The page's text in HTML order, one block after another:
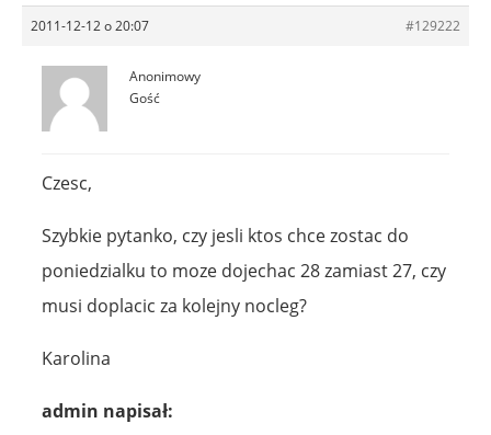
2011-12-12 o 20:07 #129222
Anonimowy
Gość
Czesc,
Szybkie pytanko, czy jesli ktos chce zostac do
poniedzialku to moze dojechac 28 zamiast 27, czy
musi doplacic za kolejny nocleg?
Karolina
admin napisał: